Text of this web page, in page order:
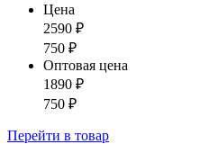
Цена
2590 ₽
750 ₽
Оптовая цена
1890 ₽
750 ₽
Перейти в товар